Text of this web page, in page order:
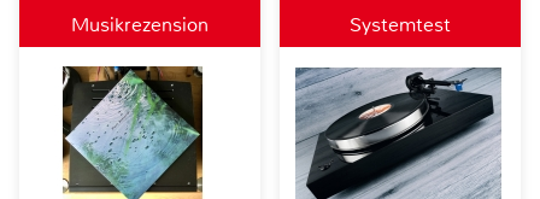
Musikrezension
Systemtest